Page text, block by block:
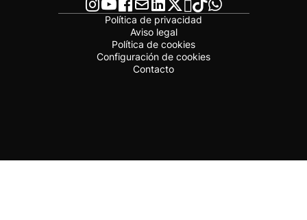
Política de privacidad
Aviso legal
Política de cookies
Configuración de cookies
Contacto